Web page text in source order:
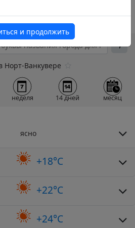
Норт-Ванкувере
неделя 14 дней месяц
ясно
+18°C
+22°C
+24°C
и продолжить